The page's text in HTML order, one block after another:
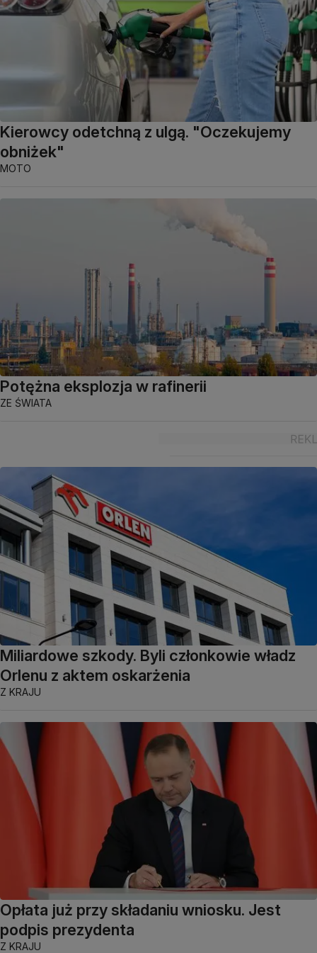
Kierowcy odetchną z ulgą. "Oczekujemy
obniżek"
MOTO
Potężna eksplozja w rafinerii
ZE ŚWIATA
Miliardowe szkody. Byli członkowie władz
Orlenu z aktem oskarżenia
Z KRAJU
Opłata już przy składaniu wniosku. Jest
podpis prezydenta
Z KRAJU